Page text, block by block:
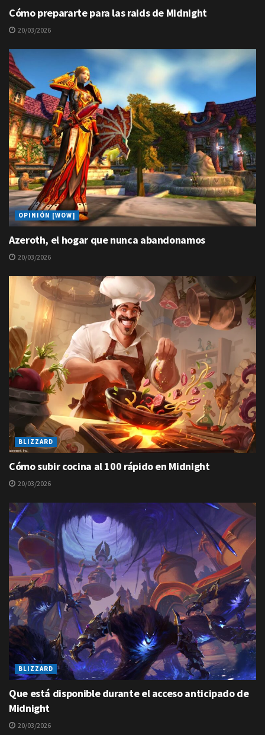
Cómo prepararte para las raids de Midnight
20/03/2026
OPINIÓN [WOW]
Azeroth, el hogar que nunca abandonamos
20/03/2026
BLIZZARD
Cómo subir cocina al 100 rápido en Midnight
20/03/2026
BLIZZARD
Que está disponible durante el acceso anticipado de
Midnight
20/03/2026